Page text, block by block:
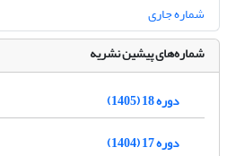
شماره جاری
شماره‌های پیشین نشریه
دوره 18 (1405)
دوره 17 (1404)